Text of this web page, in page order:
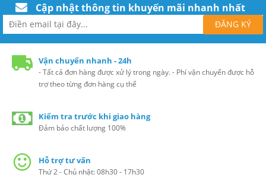
Cập nhật thông tin khuyến mãi nhanh nhất
Vận chuyển nhanh - 24h
- Tất cả đơn hàng được xử lý trong ngày. - Phí vận chuyển được hỗ
trợ theo từng đơn hàng cụ thể
Kiểm tra trước khi giao hàng
Đảm bảo chất lượng 100%
Hỗ trợ tư vấn
Thứ 2 - Chủ nhật: 08h30 - 17h30